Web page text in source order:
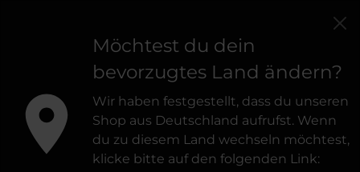
Möchtest du dein
bevorzugtes Land ändern?
Wir haben festgestellt, dass du unseren
Shop aus Deutschland aufrufst. Wenn
du zu diesem Land wechseln möchtest,
klicke bitte auf den folgenden Link: